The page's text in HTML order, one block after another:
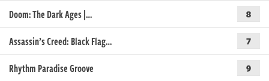
Doom: The Dark Ages |… 8
Assassin’s Creed: Black Flag… 7
Rhythm Paradise Groove 9